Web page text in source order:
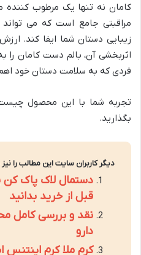
کامان نه تنها یک مرطوب
مراقبتی جامع است که می
زیبایی دستان شما ایفا کند.
اثربخشی آن، بالم دست کامان را
فردی که به سلامت دستان خود
تجربه شما با این محصول
بگذارید.
دیگر کاربران سایت این مطالب را
دستمال لاک پاک کن
قبل از خرید بدانید
نقد و بررسی کامل
دارو
کرم ملا کرم